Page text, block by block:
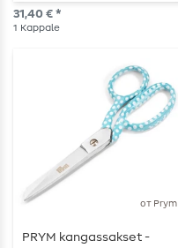
vasenkätinen
31,40 € *
1 Kappale
от Prym
PRYM kangassakset -